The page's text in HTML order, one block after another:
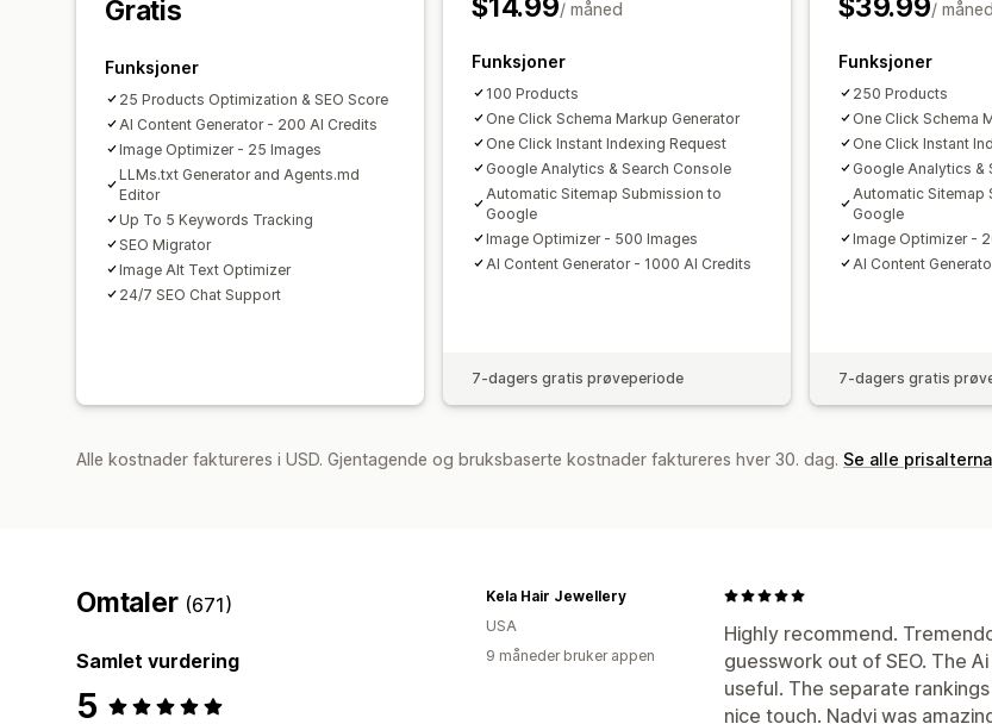
Rangeringssporing
Gratis
Funksjoner
25 Products Optimization & SEO Score
AI Content Generator - 200 AI Credits
Image Optimizer - 25 Images
LLMs.txt Generator and Agents.md
Editor
Up To 5 Keywords Tracking
SEO Migrator
Image Alt Text Optimizer
24/7 SEO Chat Support
$14.99/ måned
Funksjoner
100 Products
One Click Schema Markup Generator
One Click Instant Indexing Request
Google Analytics & Search Console
Automatic Sitemap Submission to
Google
Image Optimizer - 500 Images
AI Content Generator - 1000 AI Credits
7-dagers gratis prøveperiode
$39.99/ måned
Funksjoner
250 Products
One Click Schema
One Click Instant
Google Analytics &
Automatic Sitemap
Google
Image Optimizer -
AI Content
7-dagers gratis
Alle kostnader faktureres i USD. Gjentagende og bruksbaserte kostnader faktureres hver 30. dag. Se alle
Omtaler (671)
Samlet vurdering
5
Highly recommend.
guesswork out of SEO. The
useful. The separate
nice touch. Nadvi was
Kela Hair Jewellery
USA
9 måneder bruker appen